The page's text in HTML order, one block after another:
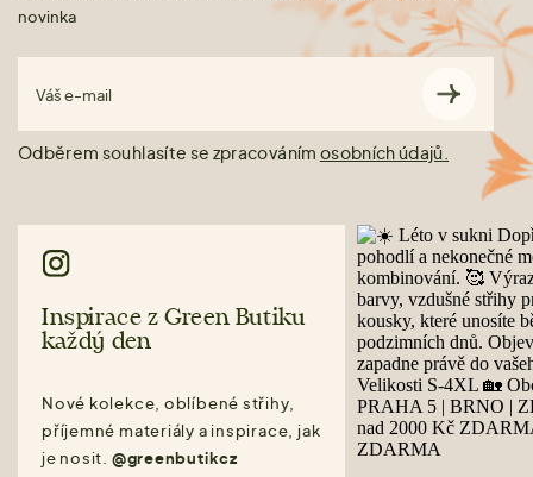
novinka
Váš e-mail
Odběrem souhlasíte se zpracováním osobních údajů.
Inspirace z Green Butiku
každý den
Nové kolekce, oblíbené střihy,
příjemné materiály a inspirace, jak
je nosit. @greenbutikcz